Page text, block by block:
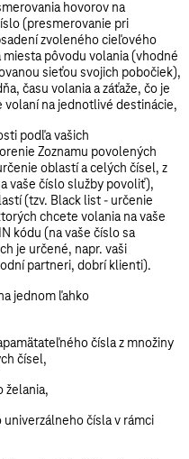
hovorov na
(presmerovanie pri
zvoleného cieľového
miesta pôvodu volania (vhodné
sieťou svojich pobočiek),
času volania a záťaže, čo je
na jednotlivé destinácie,
podľa vašich
Zoznamu povolených
oblastí a celých čísel, z
vaše číslo služby povoliť),
(tzv. Black list- určenie
chcete volania na vaše
kódu (na vaše číslo sa
je určené, napr. vaši
partneri, dobrí klienti).
jednom ľahko
čísla z množiny
čísel,
želania,
univerzálneho čísla v rámci